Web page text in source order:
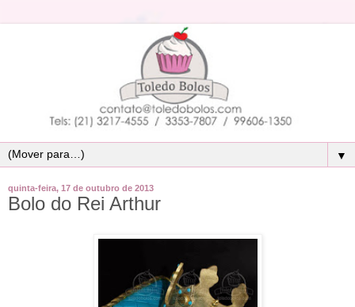
▼
quinta-feira, 17 de outubro de 2013
Bolo do Rei Arthur